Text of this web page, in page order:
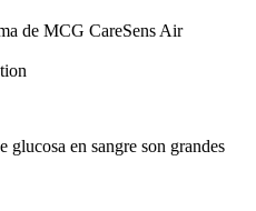
de MCG CareSens Air
glucosa en sangre son grandes